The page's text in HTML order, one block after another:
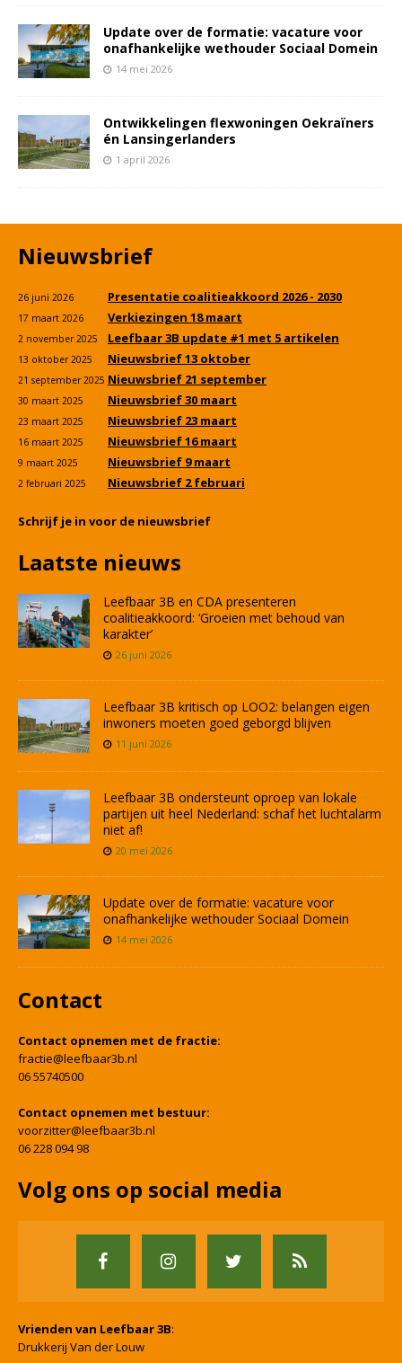
Update over de formatie: vacature voor
onafhankelijke wethouder Sociaal Domein
14 mei 2026
Ontwikkelingen flexwoningen Oekraïners
én Lansingerlanders
1 april 2026
Nieuwsbrief
26 juni 2026 Presentatie coalitieakkoord 2026 - 2030
17 maart 2026 Verkiezingen 18 maart
2 november 2025 Leefbaar 3B update #1 met 5 artikelen
13 oktober 2025 Nieuwsbrief 13 oktober
21 september 2025 Nieuwsbrief 21 september
30 maart 2025 Nieuwsbrief 30 maart
23 maart 2025 Nieuwsbrief 23 maart
16 maart 2025 Nieuwsbrief 16 maart
9 maart 2025 Nieuwsbrief 9 maart
2 februari 2025 Nieuwsbrief 2 februari
Schrijf je in voor de nieuwsbrief
Laatste nieuws
Leefbaar 3B en CDA presenteren
coalitieakkoord: ‘Groeien met behoud van
karakter’
26 juni 2026
Leefbaar 3B kritisch op LOO2: belangen eigen
inwoners moeten goed geborgd blijven
11 juni 2026
Leefbaar 3B ondersteunt oproep van lokale
partijen uit heel Nederland: schaf het luchtalarm
niet af!
20 mei 2026
Update over de formatie: vacature voor
onafhankelijke wethouder Sociaal Domein
14 mei 2026
Contact
Contact opnemen met de fractie:
fractie@leefbaar3b.nl
06 55740500
Contact opnemen met bestuur:
voorzitter@leefbaar3b.nl
06 228 094 98
Volg ons op social media
Vrienden van Leefbaar 3B:
Drukkerij Van der Louw